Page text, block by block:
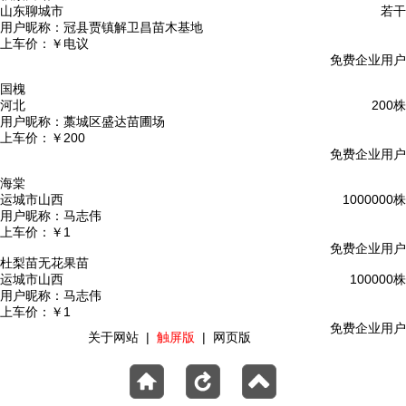
若干
山东聊城市
用户昵称： 冠县贾镇解卫昌苗木基地
上车价： ￥电议
免费企业用户
国槐
200株
河北
用户昵称： 藁城区盛达苗圃场
上车价： ￥200
免费企业用户
海棠
1000000株
运城市山西
用户昵称： 马志伟
上车价： ￥1
免费企业用户
杜梨苗无花果苗
100000株
运城市山西
用户昵称： 马志伟
上车价： ￥1
免费企业用户
关于网站 | 触屏版 | 网页版